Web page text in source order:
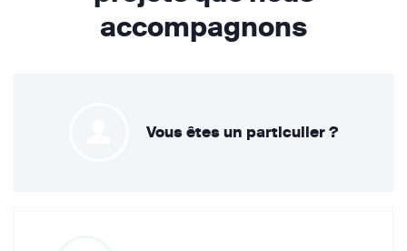
accompagnons
Vous êtes un particulier ?